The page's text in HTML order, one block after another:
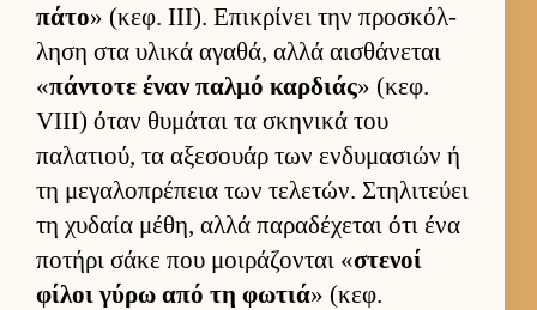
πάτο» (κεφ. III). Επικρίνει την προσκόλ­
ληση στα υλικά αγαθά, αλλά αι­σθάνεται
«πάντοτε έναν παλμό καρ­διάς» (κεφ.
VIII) όταν θυμάται τα σκηνικά του
παλατιού, τα αξεσουάρ των εν­δυμασιών ή
τη μεγαλοπρέπεια των τελετών. Στηλιτεύει
τη χυδαία μέθη, αλλά παραδέχεται ότι ένα
ποτήρι σάκε που μοι­ράζονται «στενοί
φίλοι γύρω από τη φωτιά» (κεφ.